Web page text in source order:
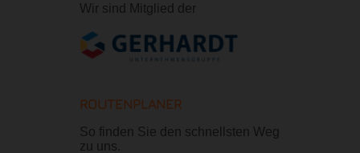
Wir sind Mitglied der
ROUTENPLANER
So finden Sie den schnellsten Weg
zu uns.